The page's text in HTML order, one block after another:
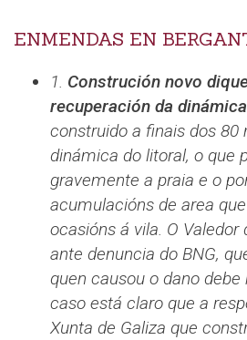
ENMENDAS EN
1. Construción novo
recuperación da
construido a finais dos 80
dinámica do litoral, o que
gravemente a praia e o
acumulacións de area
ocasións á vila. O Valedor
ante denuncia do BNG,
quen causou o dano debe
caso está claro que a
Xunta de Galiza que